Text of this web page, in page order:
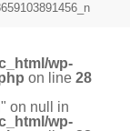
wp-
on line28
on null in
wp-